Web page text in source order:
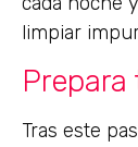
limpiar
Prepara
Tras este